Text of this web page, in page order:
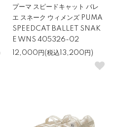
プーマ スピードキャット バレ
エ スネーク ウィメンズ PUMA
SPEEDCAT BALLET SNAK
E WNS 405326-02
12,000円(税込13,200円)